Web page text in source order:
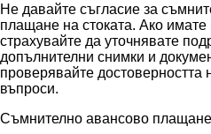
Не давайте съгласие за
плащане на стоката. Ако
страхувайте да уточнявате
допълнителни снимки и
проверявайте достоверността
въпроси.
Съмнително авансово плащане